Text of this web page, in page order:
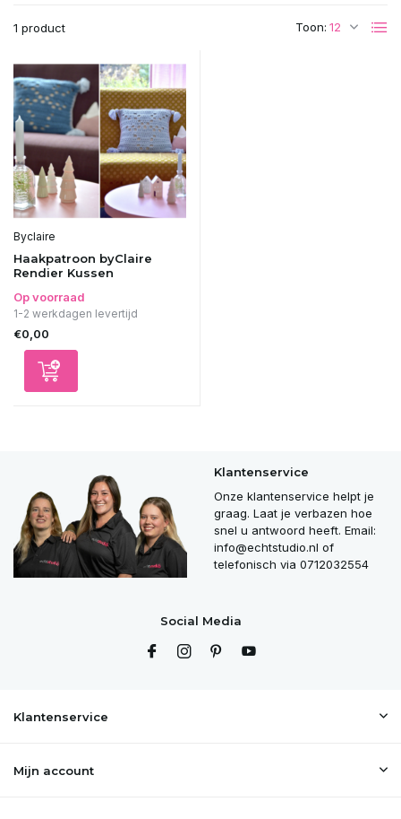
1 product Toon:
Byclaire
Haakpatroon byClaire
Rendier Kussen
Op voorraad
1-2 werkdagen levertijd
€0,00
Klantenservice
Onze klantenservice helpt je
graag. Laat je verbazen hoe
snel u antwoord heeft. Email:
info@echtstudio.nl of
telefonisch via 0712032554
Social Media
Klantenservice
Mijn account